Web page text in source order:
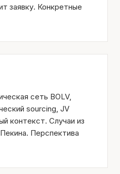
заявку. Конкретные
сеть BOLV,
sourcing, JV
контекст. Случаи из
Перспектива